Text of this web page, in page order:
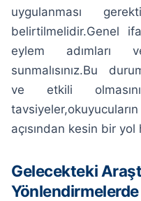
uygulanması
belirtilmelidir.Genel
eylem adımları
sunmalısınız.Bu
ve etkili
açısından kesin bir yol
Gelecekteki